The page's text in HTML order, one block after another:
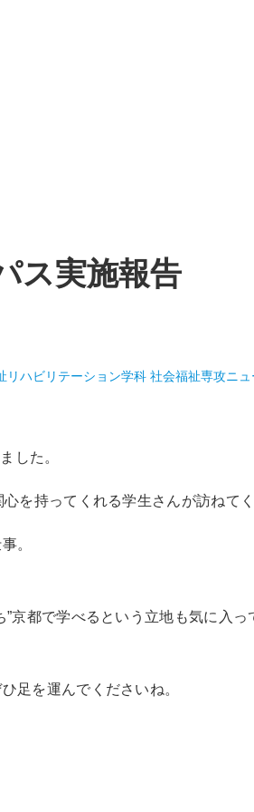
実施報告
ハビリテーション学科 社会福祉専攻ニ
した。
を持ってくれる学生さんが訪ねてく
。
京都で学べるという立地も気に入
足を運んでくださいね。